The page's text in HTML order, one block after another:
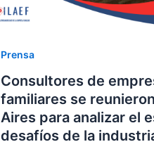
Prensa
Consultores de
familiares se
Aires para analizar el
desafíos de la